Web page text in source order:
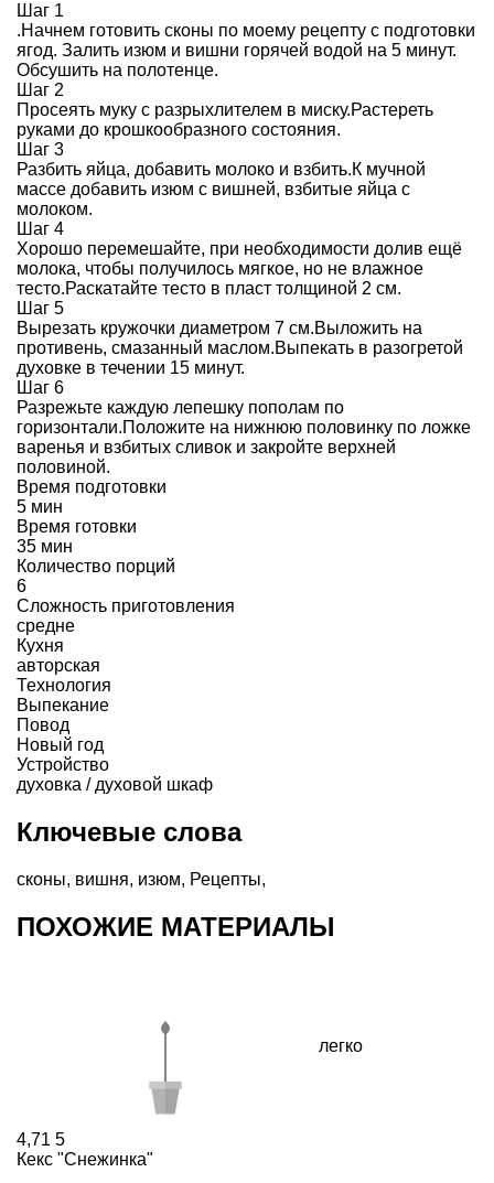
Шаг 1
.Начнем готовить сконы по моему рецепту с подготовки
ягод. Залить изюм и вишни горячей водой на 5 минут.
Обсушить на полотенце.
Шаг 2
Просеять муку с разрыхлителем в миску.Растереть
руками до крошкообразного состояния.
Шаг 3
Разбить яйца, добавить молоко и взбить.К мучной
массе добавить изюм с вишней, взбитые яйца с
молоком.
Шаг 4
Хорошо перемешайте, при необходимости долив ещё
молока, чтобы получилось мягкое, но не влажное
тесто.Раскатайте тесто в пласт толщиной 2 см.
Шаг 5
Вырезать кружочки диаметром 7 см.Выложить на
противень, смазанный маслом.Выпекать в разогретой
духовке в течении 15 минут.
Шаг 6
Разрежьте каждую лепешку пополам по
горизонтали.Положите на нижнюю половинку по ложке
варенья и взбитых сливок и закройте верхней
половиной.
Время подготовки
5 мин
Время готовки
35 мин
Количество порций
6
Сложность приготовления
средне
Кухня
авторская
Технология
Выпекание
Повод
Новый год
Устройство
духовка / духовой шкаф
Ключевые слова
сконы, вишня, изюм, Рецепты,
ПОХОЖИЕ МАТЕРИАЛЫ
легко
4,71 5
Кекс "Снежинка"